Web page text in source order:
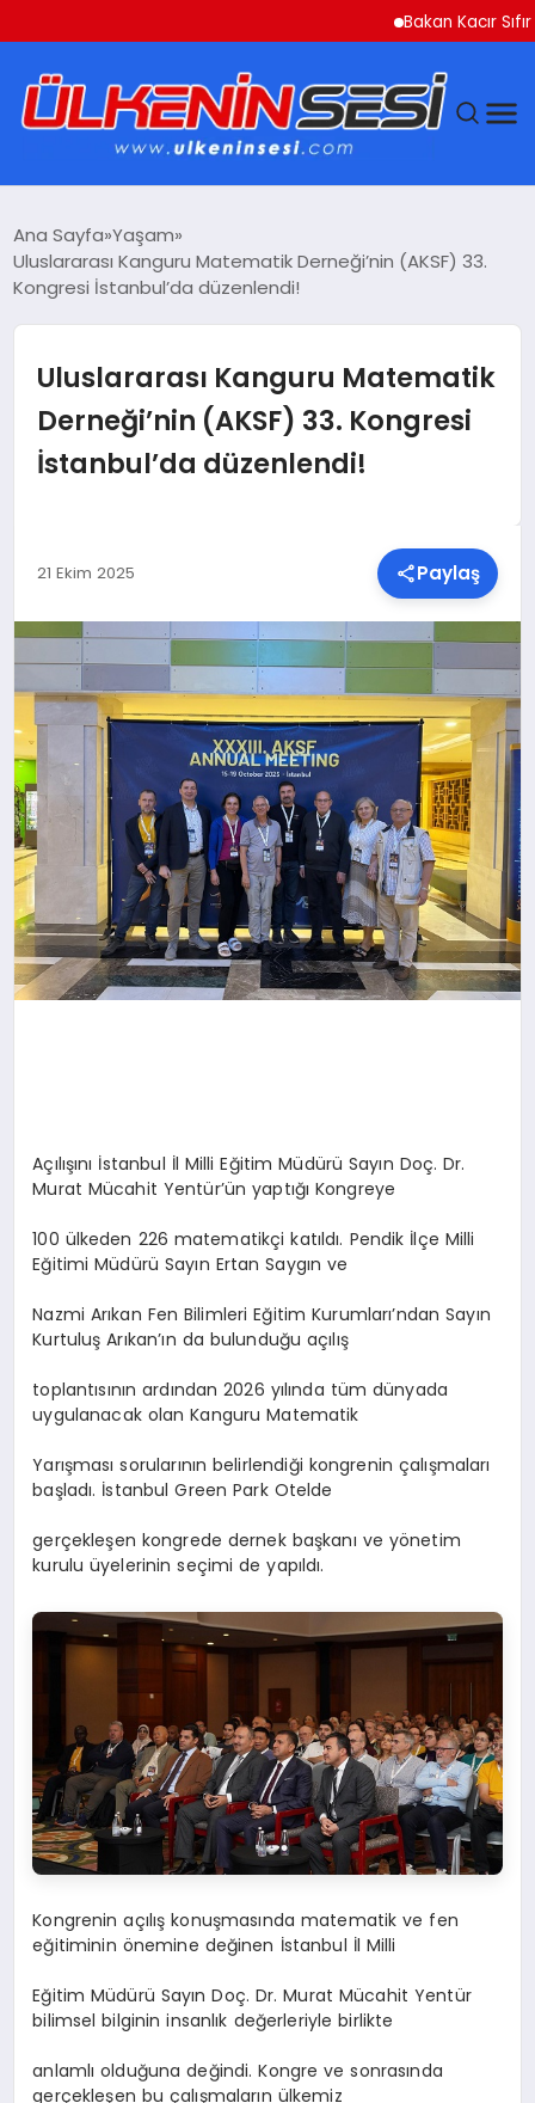
Bakan Kacır Sıfır Atık
EKONOMI
SAĞLIK
TEKNOLOJI
MALATYA HABERLERI
Ana Sayfa Yaşam
Uluslararası Kanguru Matematik Derneği’nin (AKSF) 33.
Kongresi İstanbul’da düzenlendi!
Uluslararası Kanguru Matematik
Derneği’nin (AKSF) 33. Kongresi
İstanbul’da düzenlendi!
21 Ekim 2025 Paylaş
Açılışını İstanbul İl Milli Eğitim Müdürü Sayın Doç. Dr.
Murat Mücahit Yentür’ün yaptığı Kongreye
100 ülkeden 226 matematikçi katıldı. Pendik İlçe Milli
Eğitimi Müdürü Sayın Ertan Saygın ve
Nazmi Arıkan Fen Bilimleri Eğitim Kurumları’ndan Sayın
Kurtuluş Arıkan’ın da bulunduğu açılış
toplantısının ardından 2026 yılında tüm dünyada
uygulanacak olan Kanguru Matematik
Yarışması sorularının belirlendiği kongrenin çalışmaları
başladı. İstanbul Green Park Otelde
gerçekleşen kongrede dernek başkanı ve yönetim
kurulu üyelerinin seçimi de yapıldı.
Kongrenin açılış konuşmasında matematik ve fen
eğitiminin önemine değinen İstanbul İl Milli
Eğitim Müdürü Sayın Doç. Dr. Murat Mücahit Yentür
bilimsel bilginin insanlık değerleriyle birlikte
anlamlı olduğuna değindi. Kongre ve sonrasında
gerçekleşen bu çalışmaların ülkemiz